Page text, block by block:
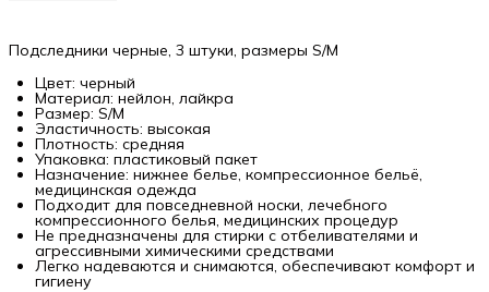
Подследники черные, 3 штуки, размеры S/M
Цвет: черный
Материал: нейлон, лайкра
Размер: S/M
Эластичность: высокая
Плотность: средняя
Упаковка: пластиковый пакет
Назначение: нижнее белье, компрессионное бельё,
медицинская одежда
Подходит для повседневной носки, лечебного
компрессионного белья, медицинских процедур
Не предназначены для стирки с отбеливателями и
агрессивными химическими средствами
Легко надеваются и снимаются, обеспечивают комфорт и
гигиену